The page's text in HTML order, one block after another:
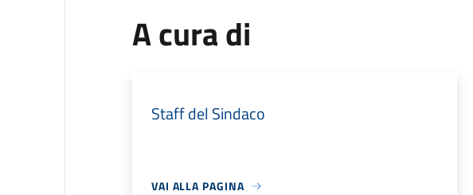
A cura di
Staff del Sindaco
VAI ALLA PAGINA